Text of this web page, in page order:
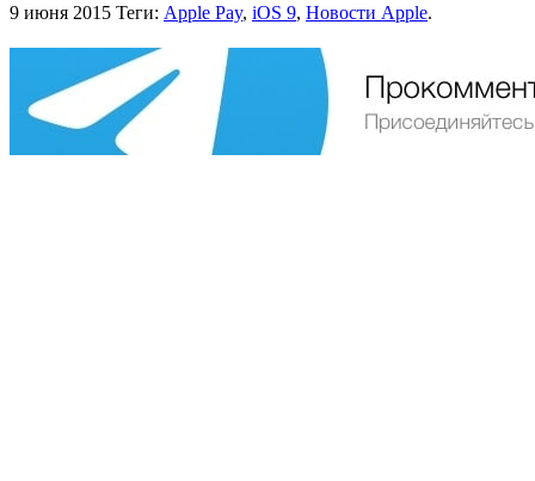
9 июня 2015 Теги: Apple Pay, iOS 9, Новости Apple.